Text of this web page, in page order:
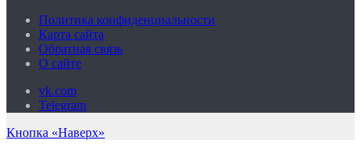
Политика конфиденциальности
Карта сайта
Обратная связь
О сайте
vk.com
Telegram
Кнопка «Наверх»